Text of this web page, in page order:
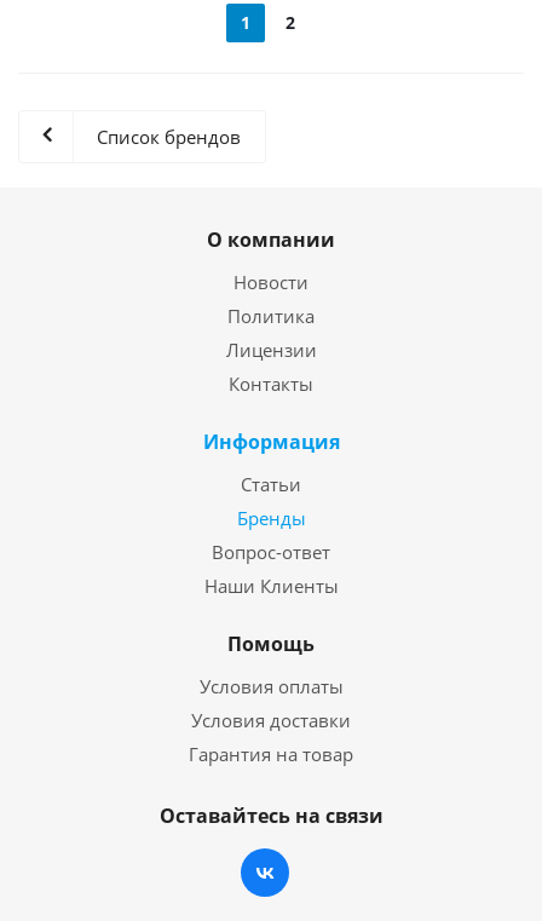
1 2
Список брендов
О компании
Новости
Политика
Лицензии
Контакты
Информация
Статьи
Бренды
Вопрос-ответ
Наши Клиенты
Помощь
Условия оплаты
Условия доставки
Гарантия на товар
Оставайтесь на связи